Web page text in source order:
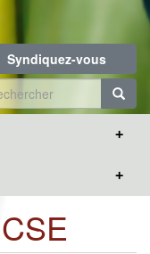
Syndiquez-vous